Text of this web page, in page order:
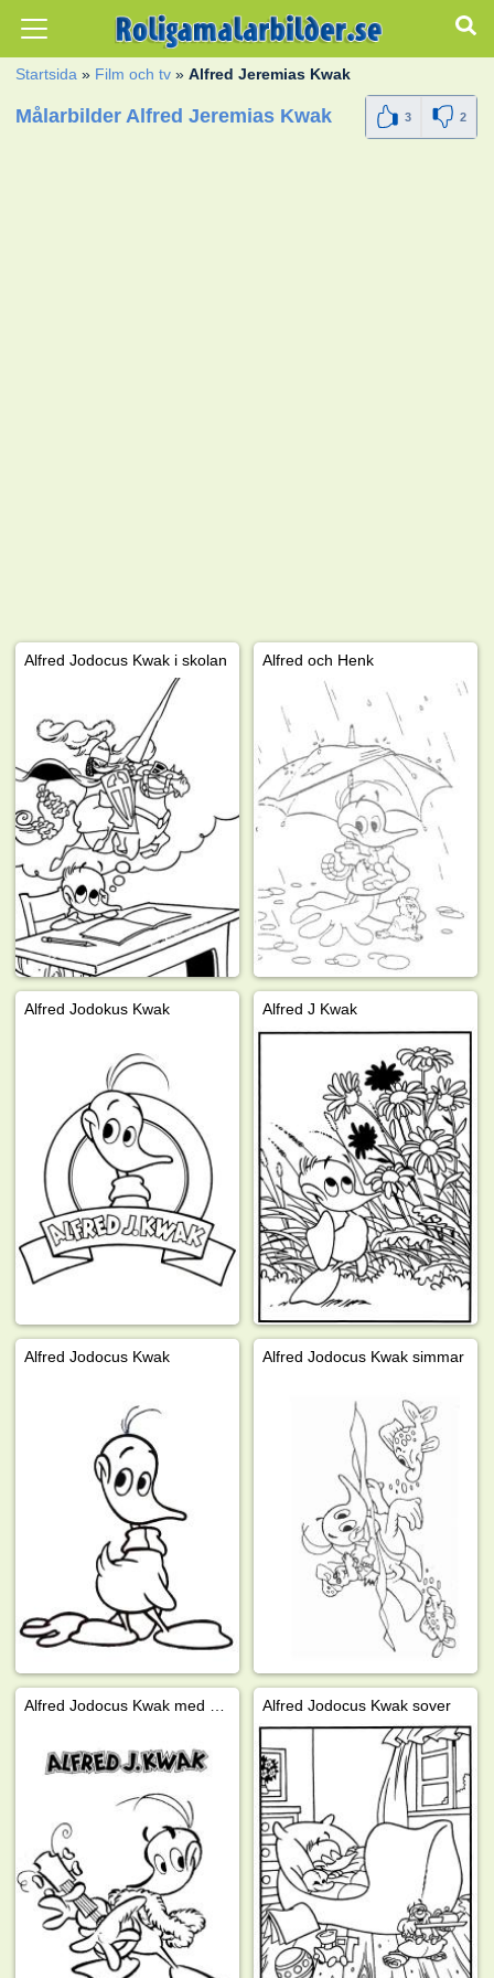
Startsida » Film och tv »Alfred Jeremias Kwak
Målarbilder Alfred Jeremias Kwak 3 2
Alfred Jodocus Kwak i skolan Alfred och Henk
Alfred Jodokus Kwak Alfred J Kwak
Alfred Jodocus Kwak Alfred Jodocus Kwak simmar
Alfred Jodocus Kwak sover